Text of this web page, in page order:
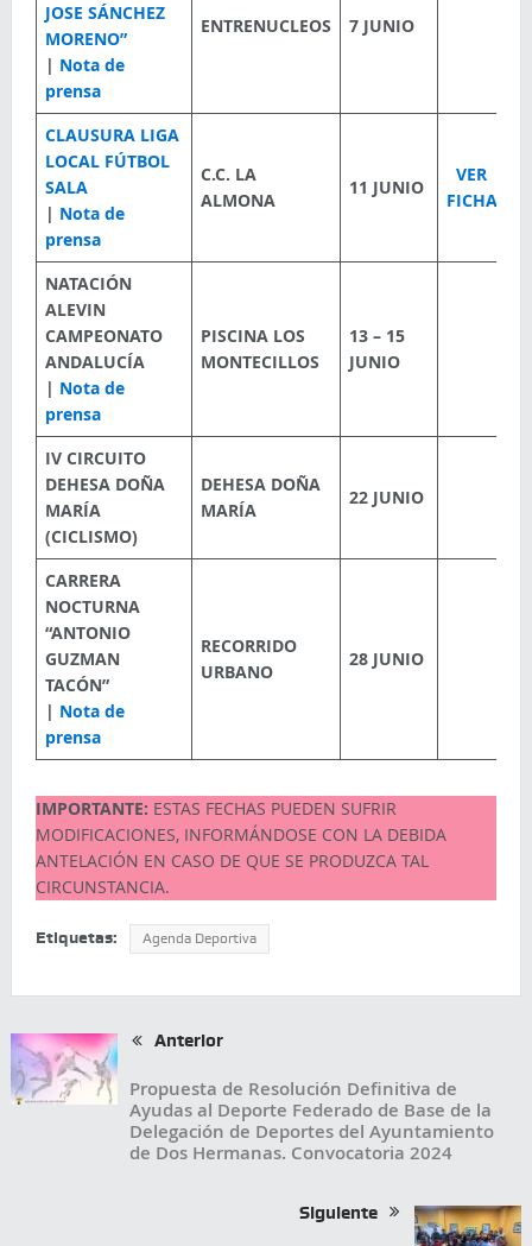
JOSE SÁNCHEZ
MORENO”
| Nota de
prensa
ENTRENUCLEOS 7 JUNIO
CLAUSURA LIGA
LOCAL FÚTBOL
SALA
| Nota de
prensa
C.C. LA
ALMONA
11 JUNIO
VER
FICHA
NATACIÓN
ALEVIN
CAMPEONATO
ANDALUCÍA
| Nota de
prensa
PISCINA LOS
MONTECILLOS
13 – 15
JUNIO
IV CIRCUITO
DEHESA DOÑA
MARÍA
(CICLISMO)
DEHESA DOÑA
MARÍA
22 JUNIO
CARRERA
NOCTURNA
“ANTONIO
GUZMAN
TACÓN”
| Nota de
prensa
RECORRIDO
URBANO
28 JUNIO
IMPORTANTE: ESTAS FECHAS PUEDEN SUFRIR
MODIFICACIONES, INFORMÁNDOSE CON LA DEBIDA
ANTELACIÓN EN CASO DE QUE SE PRODUZCA TAL
CIRCUNSTANCIA.
Etiquetas: Agenda Deportiva
Anterior
Propuesta de Resolución Definitiva de
Ayudas al Deporte Federado de Base de la
Delegación de Deportes del Ayuntamiento
de Dos Hermanas. Convocatoria 2024
Siguiente